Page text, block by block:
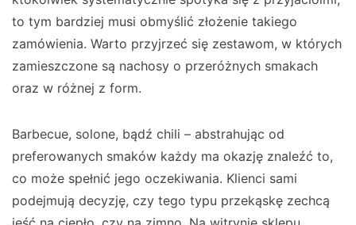
to tym bardziej musi obmyślić złożenie takiego
zamówienia. Warto przyjrzeć się zestawom, w których
zamieszczone są nachosy o przeróżnych smakach
oraz w różnej z form.
Barbecue, solone, bądź chili – abstrahując od
preferowanych smaków każdy ma okazję znaleźć to,
co może spełnić jego oczekiwania. Klienci sami
podejmują decyzję, czy tego typu przekąskę zechcą